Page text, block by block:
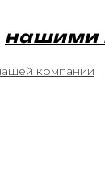
нашими
компании